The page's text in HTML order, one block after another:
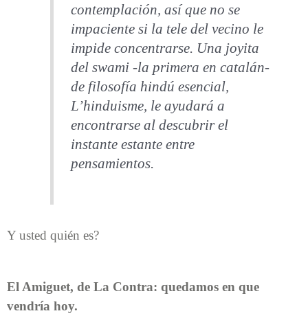
contemplación, así que no se
impaciente si la tele del vecino le
impide concentrarse. Una joyita
del swami -la primera en catalán-
de filosofía hindú esencial,
L’hinduisme, le ayudará a
encontrarse al descubrir el
instante estante entre
pensamientos.
Y usted quién es?
El Amiguet, de La Contra: quedamos en que
vendría hoy.